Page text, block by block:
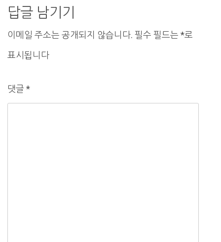
게
이
션
답글 남기기
이메일 주소는 공개되지 않습니다. 필수 필드는 *로
표시됩니다
댓글 *